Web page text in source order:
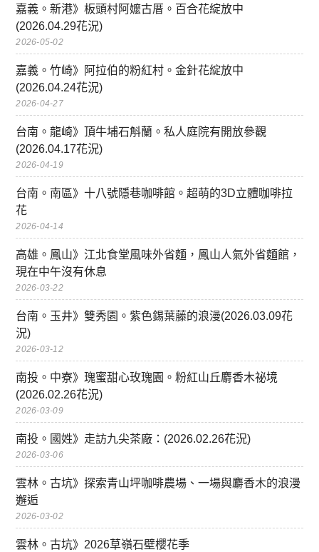
嘉義。新港》板頭村阿嬤古厝。百合花綻放中
(2026.04.29花況)
2026-05-02
嘉義。竹崎》阿拉伯的粉紅村。金針花綻放中
(2026.04.24花況)
2026-04-27
台南。龍崎》頂牛埔石斛蘭。私人庭院有開放參觀
(2026.04.17花況)
2026-04-19
台南。南區》十八號隱巷咖啡館。超萌的3D立體咖啡拉
花
2026-04-14
高雄。鳳山》江北食堂風味外省麵，鳳山人氣外省麵館，
現在中午沒有休息
2026-03-22
台南。玉井》雙秀園。紫色錫葉藤的浪漫(2026.03.09花
況)
2026-03-12
南投。中寮》瑰蜜甜心玫瑰園。粉紅山丘麝香木祕境
(2026.02.26花況)
2026-03-09
南投。國姓》走訪九尖茶廠：(2026.02.26花況)
2026-03-06
雲林。古坑》探索青山坪咖啡農場、一場與麝香木的浪漫
邂逅
2026-03-02
雲林。古坑》2026草嶺石壁櫻花季